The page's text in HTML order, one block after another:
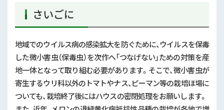
さいごに
地域でのウイルス病の感染拡大を防ぐために、ウイルスを保毒
した微小害虫（保毒虫）を次作へ「つなげない」ための対策を産
地一体となって取り組む必要があります。そこで、微小害虫が
寄生するウリ科以外のトマトやナス、ピーマン等の栽培ほ場に
ついても、栽培終了後にはハウスの密閉処理をお願いします。